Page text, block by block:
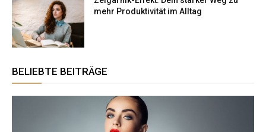
mehr Produktivität im Alltag
BELIEBTE BEITRÄGE